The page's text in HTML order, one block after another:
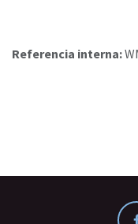
Referencia interna: